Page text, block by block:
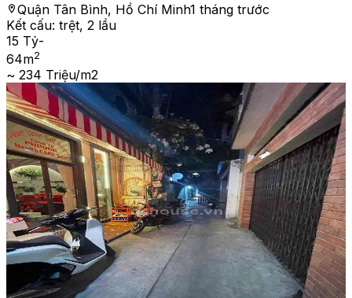
Quận Tân Bình, Hồ Chí Minh1 tháng trước
Kết cấu: trệt, 2 lầu
15 Tỷ-
64m2
~ 234 Triệu/m2